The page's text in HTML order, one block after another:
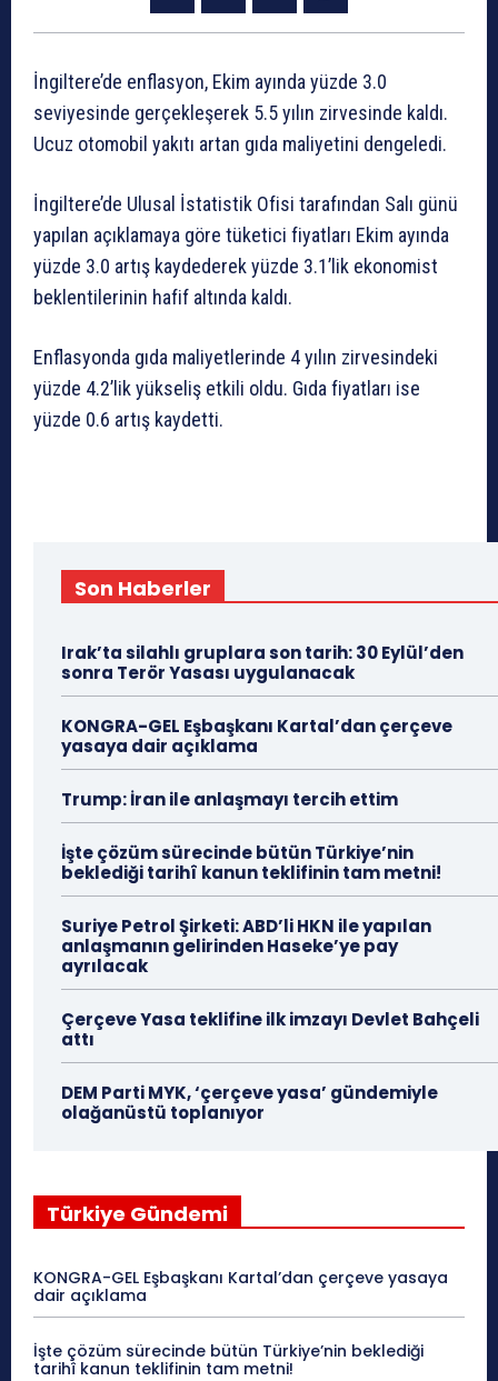
İngiltere’de enflasyon, Ekim ayında yüzde 3.0
seviyesinde gerçekleşerek 5.5 yılın zirvesinde kaldı.
Ucuz otomobil yakıtı artan gıda maliyetini dengeledi.
İngiltere’de Ulusal İstatistik Ofisi tarafından Salı günü
yapılan açıklamaya göre tüketici fiyatları Ekim ayında
yüzde 3.0 artış kaydederek yüzde 3.1’lik ekonomist
beklentilerinin hafif altında kaldı.
Enflasyonda gıda maliyetlerinde 4 yılın zirvesindeki
yüzde 4.2’lik yükseliş etkili oldu. Gıda fiyatları ise
yüzde 0.6 artış kaydetti.
Son Haberler
Irak’ta silahlı gruplara son tarih: 30 Eylül’den
sonra Terör Yasası uygulanacak
KONGRA-GEL Eşbaşkanı Kartal’dan çerçeve
yasaya dair açıklama
Trump: İran ile anlaşmayı tercih ettim
İşte çözüm sürecinde bütün Türkiye’nin
beklediği tarihî kanun teklifinin tam metni!
Suriye Petrol Şirketi: ABD’li HKN ile yapılan
anlaşmanın gelirinden Haseke’ye pay
ayrılacak
Çerçeve Yasa teklifine ilk imzayı Devlet Bahçeli
attı
DEM Parti MYK, ‘çerçeve yasa’ gündemiyle
olağanüstü toplanıyor
Türkiye Gündemi
KONGRA-GEL Eşbaşkanı Kartal’dan çerçeve yasaya
dair açıklama
İşte çözüm sürecinde bütün Türkiye’nin beklediği
tarihî kanun teklifinin tam metni!